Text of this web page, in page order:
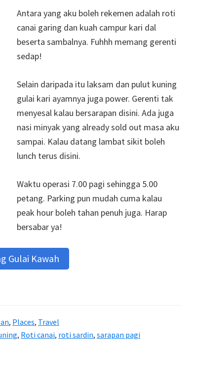
Antara yang aku boleh rekemen adalah roti
canai garing dan kuah campur kari dal
beserta sambalnya. Fuhhh memang gerenti
sedap!
Selain daripada itu laksam dan pulut kuning
gulai kari ayamnya juga power. Gerenti tak
menyesal kalau bersarapan disini. Ada juga
nasi minyak yang already sold out masa aku
sampai. Kalau datang lambat sikit boleh
lunch terus disini.
Waktu operasi 7.00 pagi sehingga 5.00
petang. Parking pun mudah cuma kalau
peak hour boleh tahan penuh juga. Harap
bersabar ya!
Gulai Kawah
, Places, Travel
, Roti canai, roti sardin, sarapan pagi